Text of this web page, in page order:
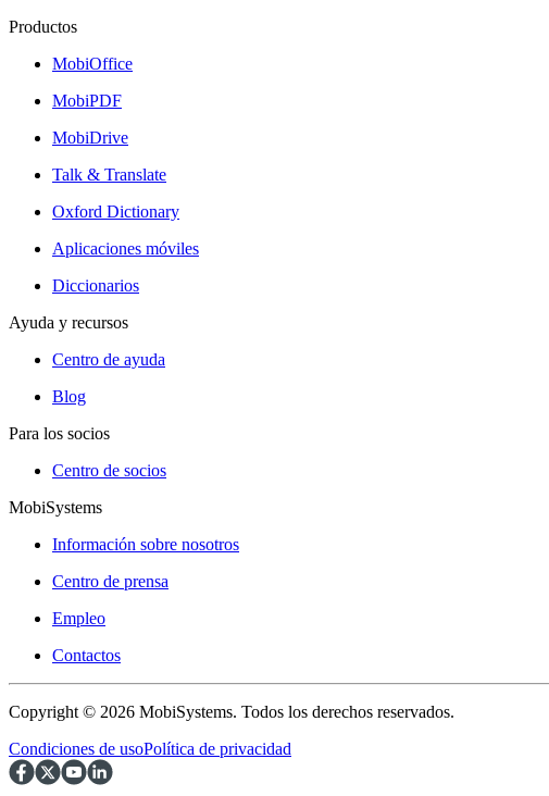
Productos
MobiOffice
MobiPDF
MobiDrive
Talk & Translate
Oxford Dictionary
Aplicaciones móviles
Diccionarios
Ayuda y recursos
Centro de ayuda
Blog
Para los socios
Centro de socios
MobiSystems
Información sobre nosotros
Centro de prensa
Empleo
Contactos
Copyright © 2026 MobiSystems. Todos los derechos reservados.
Condiciones de usoPolítica de privacidad